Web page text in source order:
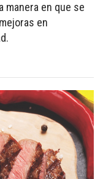
manera en que se
en